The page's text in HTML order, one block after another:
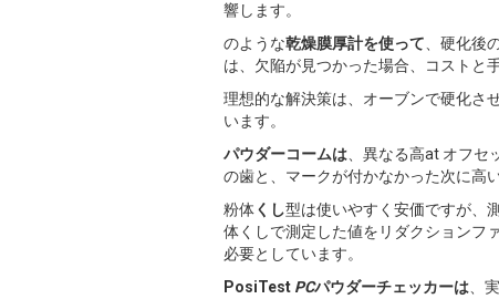
響します。
のような乾燥膜厚計を使って、硬化後
は、欠陥が見つかった場合、コストと
理想的な解決策は、オーブンで硬化さ
います。
パウダーコームは、異なる高at オフセ
の歯と、マークが付かなかった次に高
粉体くし型は使いやすく安価ですが、
体くしで測定した値をリダクションフ
必要としています。
PosiTest PCパウダーチェッカーは、